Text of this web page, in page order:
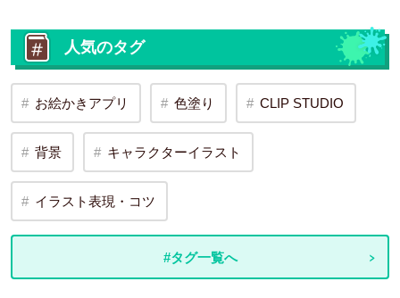
人気のタグ
お絵かきアプリ 色塗り CLIP STUDIO
背景 キャラクターイラスト
イラスト表現・コツ
#タグ一覧へ